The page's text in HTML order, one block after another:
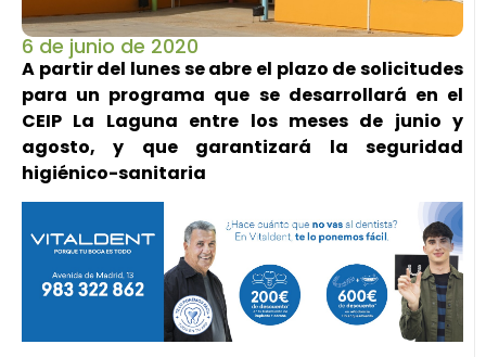
6 de junio de 2020
A partir del lunes se abre el plazo de solicitudes
para un programa que se desarrollará en el
CEIP La Laguna entre los meses de junio y
agosto, y que garantizará la seguridad
higiénico-sanitaria